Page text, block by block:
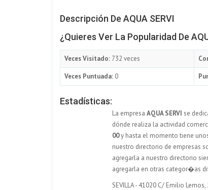
Descripción De AQUA SERVI
¿Quieres Ver La Popularidad De
Veces Visitado: 732 veces
Veces Puntuada: 0
Estadísticas:
La empresa AQUA SERVI se
dónde realiza la actividad
00y hasta el momento tiene
nuestro directorio de empresas
agregarla a nuestro directorio
agregarla en otras categor�as
SEVILLA - 41020 C/ Emilio